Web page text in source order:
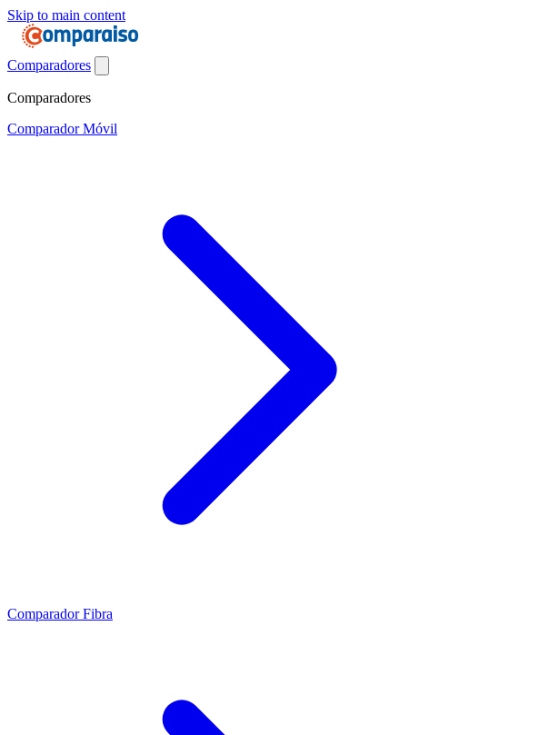
Skip to main content
Comparadores
Comparadores
Comparador Móvil
Comparador Fibra